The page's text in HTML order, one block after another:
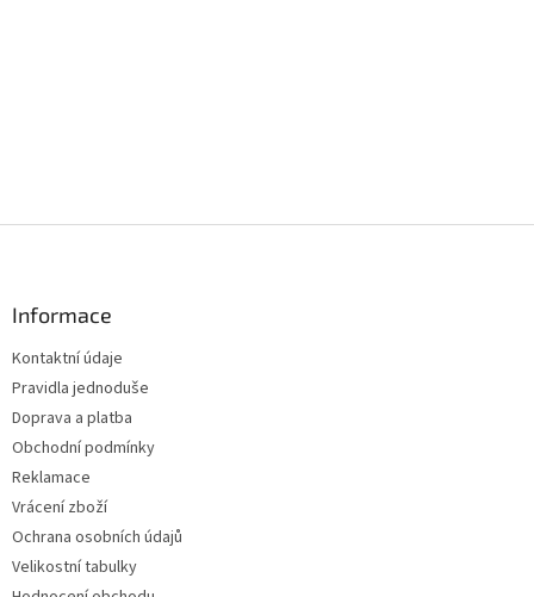
Informace
Kontaktní údaje
Pravidla jednoduše
Doprava a platba
Obchodní podmínky
Reklamace
Vrácení zboží
Ochrana osobních údajů
Velikostní tabulky